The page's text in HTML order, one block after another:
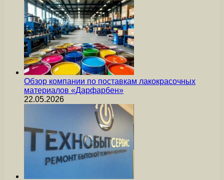
Обзор компании по поставкам лакокрасочных
материалов «Дарфарбен»
22.05.2026